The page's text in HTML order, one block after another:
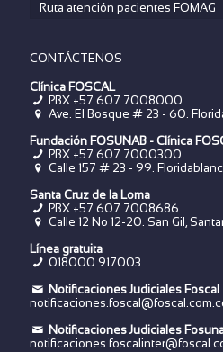
Ruta atención pacientes FOMAG
CONTÁCTENOS
Clínica FOSCAL
PBX +57 607 7008000
Ave. El Bosque # 23 - 60.
Fundación FOSUNAB - Clínica
PBX +57 607 7000300
Calle 157 # 23 - 99.
Santa Cruz de la Loma
PBX +57 607 7008686
Calle 12 No 12-20. San Gil,
Línea gratuita
018000 917003
Notificaciones Judiciales Foscal
Notificaciones Judiciales